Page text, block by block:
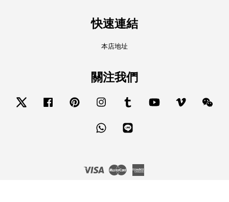
快速連結
本店地址
關注我們
Twitter Facebook Pinterest Instagram Tumblr YouTube Vimeo
Whatsapp
Visa Master